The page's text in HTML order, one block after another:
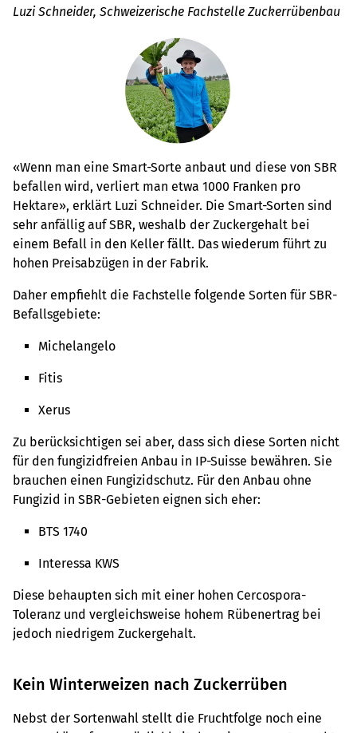
Luzi Schneider, Schweizerische Fachstelle Zuckerrübenbau
«Wenn man eine Smart-Sorte anbaut und diese von SBR
befallen wird, verliert man etwa 1000 Franken pro
Hektare», erklärt Luzi Schneider. Die Smart-Sorten sind
sehr anfällig auf SBR, weshalb der Zuckergehalt bei
einem Befall in den Keller fällt. Das wiederum führt zu
hohen Preisabzügen in der Fabrik.
Daher empfiehlt die Fachstelle folgende Sorten für SBR-
Befallsgebiete:
Michelangelo
Fitis
Xerus
Zu berücksichtigen sei aber, dass sich diese Sorten nicht
für den fungizidfreien Anbau in IP-Suisse bewähren. Sie
brauchen einen Fungizidschutz. Für den Anbau ohne
Fungizid in SBR-Gebieten eignen sich eher:
BTS 1740
Interessa KWS
Diese behaupten sich mit einer hohen Cercospora-
Toleranz und vergleichsweise hohem Rübenertrag bei
jedoch niedrigem Zuckergehalt.
Kein Winterweizen nach Zuckerrüben
Nebst der Sortenwahl stellt die Fruchtfolge noch eine